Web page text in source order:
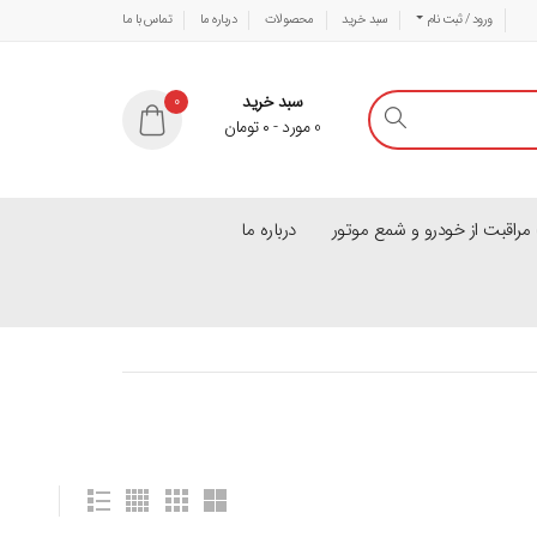
ورود / ثبت نام سبد خرید محصولات درباره ما تماس با ما
0
سبد خرید
0مورد-۰ تومان
از خودرو و شمع موتور درباره ما